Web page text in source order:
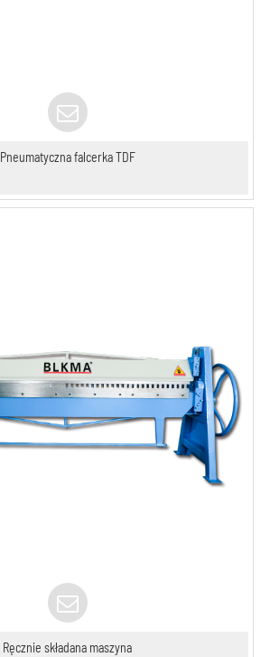
Pneumatyczna falcerka TDF
Ręcznie składana maszyna